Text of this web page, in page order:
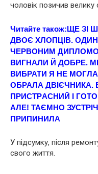
чоловік позичив
Читайте також: ЩЕ ЗІ
ДВОЄ ХЛОПЦІВ.
ЧЕРВОНИМ
ВИГНАЛИ Й ДОБРЕ.
ВИБРАТИ Я НЕ
ОБРАЛА ДВІЄЧНИКА.
ПPИCТРACНИЙ І
АЛЕ! ТАЄМНО
ПРИПИНИЛА
У підсумку, після
свого життя.